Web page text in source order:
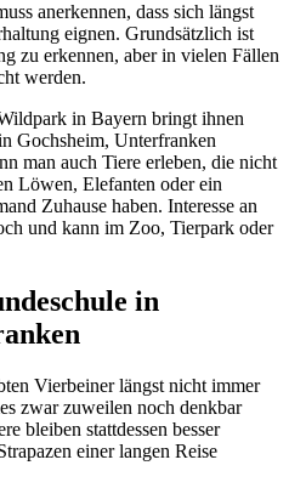
anerkennen, dass sich längst
eignen. Grundsätzlich ist
zu erkennen, aber in vielen Fällen
werden.
in Bayern bringt ihnen
Gochsheim, Unterfranken
man auch Tiere erleben, die nicht
Löwen, Elefanten oder ein
Zuhause haben. Interesse an
und kann im Zoo, Tierpark oder
in
Vierbeiner längst nicht immer
zwar zuweilen noch denkbar
bleiben stattdessen besser
einer langen Reise